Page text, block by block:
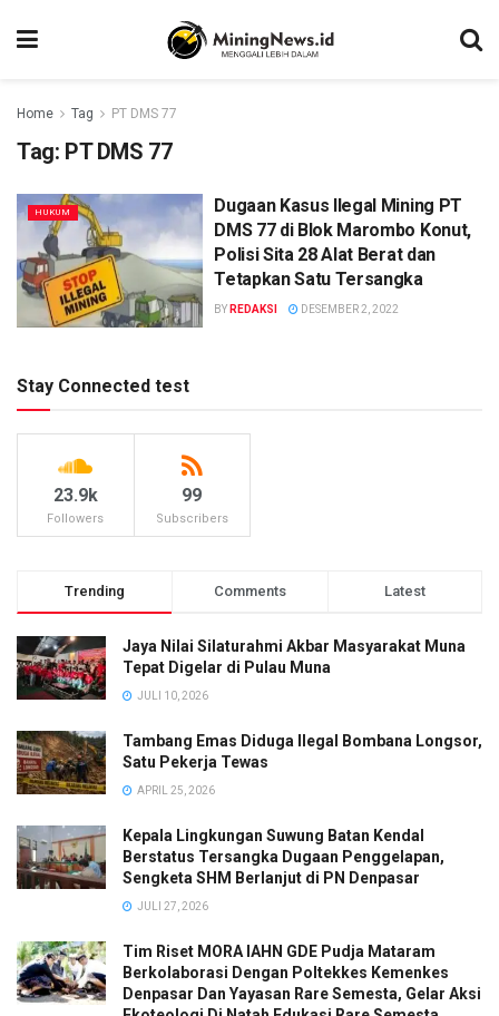
Home Tag PT DMS 77
Tag: PT DMS 77
HUKUM
Dugaan Kasus Ilegal Mining PT
DMS 77 di Blok Marombo Konut,
Polisi Sita 28 Alat Berat dan
Tetapkan Satu Tersangka
BY REDAKSI DESEMBER 2, 2022
Stay Connected test
23.9k
Followers
99
Subscribers
Trending Comments Latest
Jaya Nilai Silaturahmi Akbar Masyarakat Muna
Tepat Digelar di Pulau Muna
JULI 10, 2026
Tambang Emas Diduga Ilegal Bombana Longsor,
Satu Pekerja Tewas
APRIL 25, 2026
Kepala Lingkungan Suwung Batan Kendal
Berstatus Tersangka Dugaan Penggelapan,
Sengketa SHM Berlanjut di PN Denpasar
JULI 27, 2026
Tim Riset MORA IAHN GDE Pudja Mataram
Berkolaborasi Dengan Poltekkes Kemenkes
Denpasar Dan Yayasan Rare Semesta, Gelar Aksi